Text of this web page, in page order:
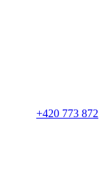
+420 773 872